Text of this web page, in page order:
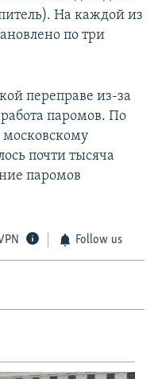
На каждой из
по три
переправе из-за
паромов. По
почти тысяча
паромов
Follow us